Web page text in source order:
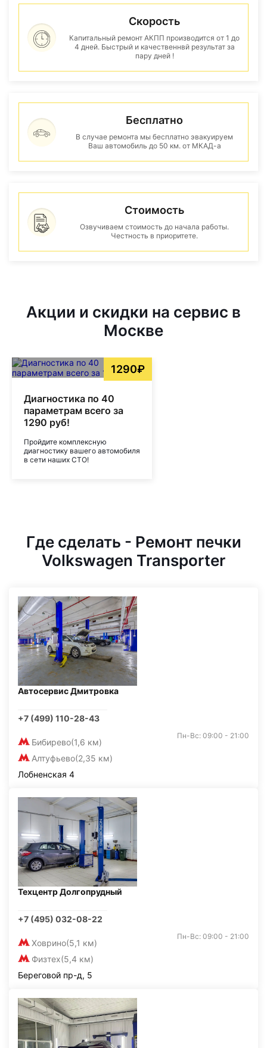
Скорость
Капитальный ремонт АКПП производится от 1 до
4 дней. Быстрый и качественнвй результат за
пару дней !
Бесплатно
В случае ремонта мы бесплатно эвакуируем
Ваш автомобиль до 50 км. от МКАД-а
Стоимость
Озвучиваем стоимость до начала работы.
Честность в приоритете.
Акции и скидки на сервис в
Москве
1290₽
Диагностика по 40
параметрам всего за
1290 руб!
Пройдите комплексную
диагностику вашего автомобиля
в сети наших СТО!
Где сделать - Ремонт печки
Volkswagen Transporter
Автосервис Дмитровка
+7 (499) 110-28-43
Бибирево(1,6 км)
Алтуфьево(2,35 км)
Пн-Вс: 09:00 - 21:00
Лобненская 4
Техцентр Долгопрудный
+7 (495) 032-08-22
Ховрино(5,1 км)
Физтех(5,4 км)
Пн-Вс: 09:00 - 21:00
Береговой пр-д, 5